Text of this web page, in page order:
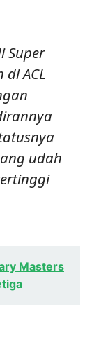
Super
ACL
udah
Masters